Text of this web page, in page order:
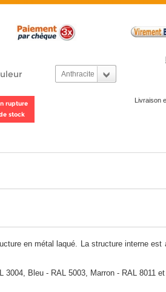
Anthracite
rupture
stock
Livraison
en métal laqué. La structure interne est
3004, Bleu - RAL 5003, Marron - RAL 8011